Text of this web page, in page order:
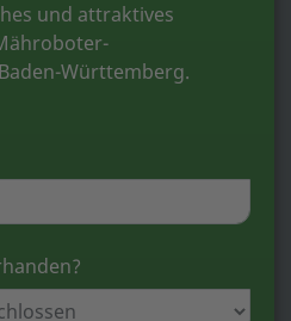
und attraktives
Württemberg.